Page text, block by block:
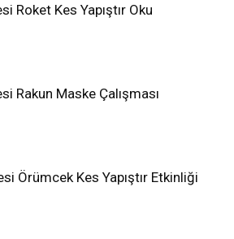
Roket Kes Yapıştır Oku
Rakun Maske Çalışması
Örümcek Kes Yapıştır Etkinliği